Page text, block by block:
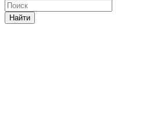
Найти